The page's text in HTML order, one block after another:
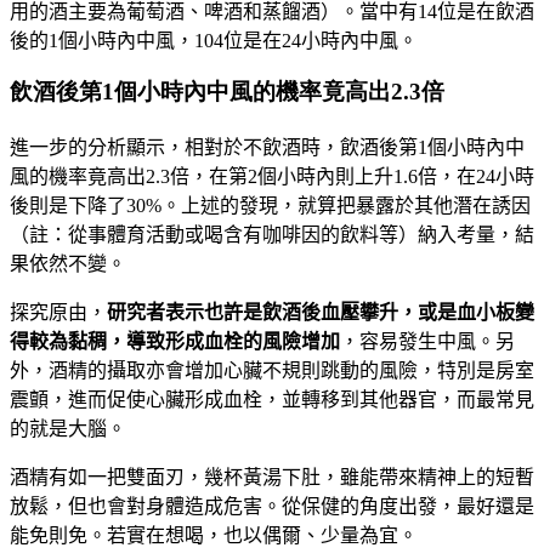
用的酒主要為葡萄酒、啤酒和蒸餾酒）。 當中有14位是在飲酒
後的1個小時內中風，104位是在24小時內中風。
飲酒後第1個小時內中風的機率竟高出2.3倍
進一步的分析顯示，相對於不飲酒時，飲酒後第1個小時內中
風的機率竟高出2.3倍，在第2個小時內則上升1.6倍，在24小時
後則是下降了30%。上述的發現，就算把暴露於其他潛在誘因
（註：從事體育活動或喝含有咖啡因的飲料等） 納入考量，結
果依然不變。
探究原由， 研究者表示也許是飲酒後血壓攀升，或是血小板變
得較為黏稠，導致形成血栓的風險增加 ，容易發生中風。另
外，酒精的攝取亦會增加心臟不規則跳動的風險，特別是房室
震顫，進而促使心臟形成血栓，並轉移到其他器官，而最常見
的就是大腦。
酒精有如一把雙面刃 ， 幾杯黃湯下肚 ， 雖能帶來精神上的短暫
放鬆，但也會對身體造成危害。從保健的角度出發，最好還是
能免則免。若實在想喝，也以偶爾、少量為宜。